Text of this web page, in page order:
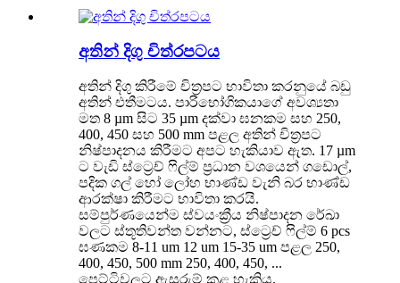
අතින් දිගු චිත්රපටය
අතින් දිගු කිරීමේ චිත්‍රපට භාවිතා කරනුයේ බඩු
අතින් එතීමටය. පාරිභෝගිකයාගේ අවශ්‍යතා
මත 8 µm සිට 35 µm දක්වා ඝනකම සහ 250,
400, 450 සහ 500 mm පළල අතින් චිත්‍රපට
නිෂ්පාදනය කිරීමට අපට හැකියාව ඇත. 17 µm
ට වැඩි ස්ට්‍රෙච් ෆිල්ම් ප්‍රධාන වශයෙන් ගඩොල්,
පදික ගල් හෝ ලෝහ භාණ්ඩ වැනි බර භාණ්ඩ
ආරක්ෂා කිරීමට භාවිතා කරයි.
සම්පුර්ණයෙන්ම ස්වයංක්‍රීය නිෂ්පාදන රේඛා
වලට ස්තූතිවන්ත වන්නට, ස්ට්‍රෙච් ෆිල්ම් 6 pcs
ඝණකම 8-11 um 12 um 15-35 um පළල 250,
400, 450, 500 mm 250, 400, 450, ...
පෙට්ටිවලට ඇසුරුම් කළ හැකිය.